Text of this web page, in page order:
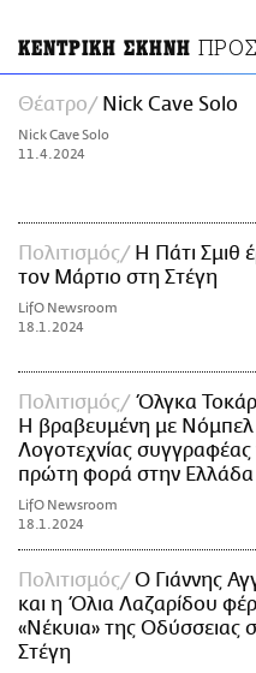
ΚΕΝΤΡΙΚΗ ΣΚΗΝΗ
Θέατρο Nick Cave Solo
Nick Cave Solo
11.4.2024
Πολιτισμός
Η Πάτι Σμιθ
τον Μάρτιο στη Στέγη
LifO Newsroom
18.1.2024
Πολιτισμός
Όλγκα
Η βραβευμένη με Νόμπελ
Λογοτεχνίας συγγραφέας
πρώτη φορά στην Ελλάδα
LifO Newsroom
18.1.2024
Πολιτισμός
Ο Γιάννης
και η Όλια Λαζαρίδου
«Nέκυια» της Οδύσσειας
Στέγη